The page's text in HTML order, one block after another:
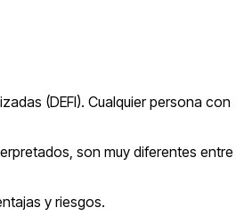
(DEFI). Cualquier persona con
son muy diferentes entre
y riesgos.